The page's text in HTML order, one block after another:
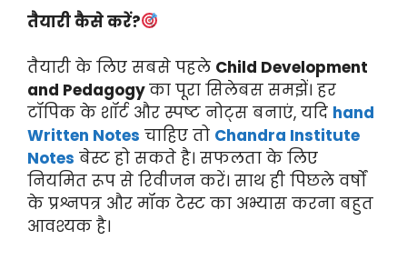
तैयारी कैसे करें?
तैयारी के लिए सबसे पहले Child Development
and Pedagogyका पूरा सिलेबस समझें। हर
टॉपिक के शॉर्ट और स्पष्ट नोट्स बनाएं, यदि hand
Written Notes चाहिए तो Chandra Institute
Notes बेस्ट हो सकते है। सफलता के लिए
नियमित रूप से रिवीजन करें। साथ ही पिछले वर्षों
के प्रश्नपत्र और मॉक टेस्ट का अभ्यास करना बहुत
आवश्यक है।